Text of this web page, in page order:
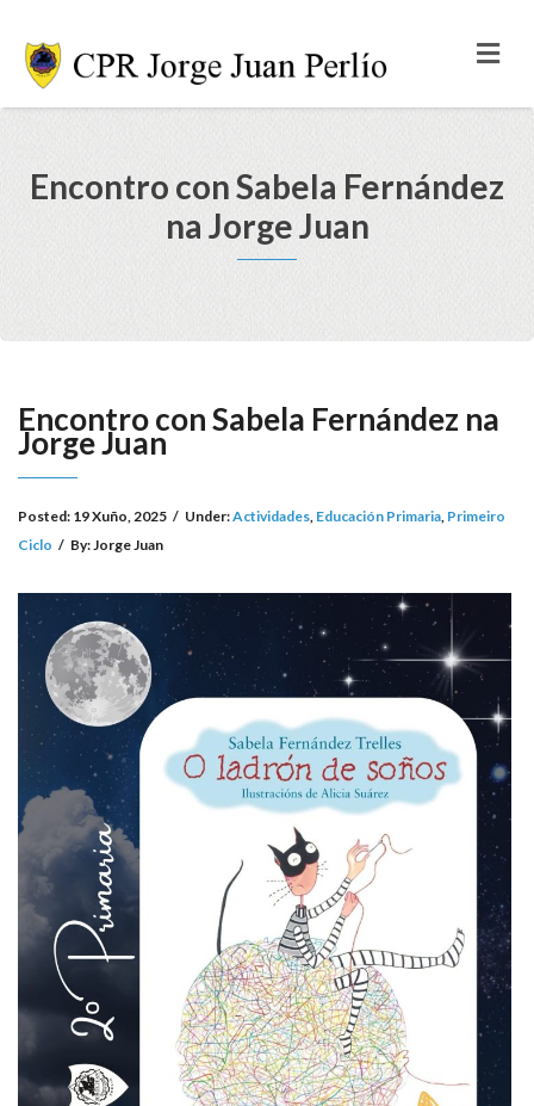
Encontro con Sabela Fernández
na Jorge Juan
Encontro con Sabela Fernández na
Jorge Juan
Posted: 19 Xuño, 2025 / Under:Actividades, Educación Primaria, Primeiro
Ciclo / By:Jorge Juan